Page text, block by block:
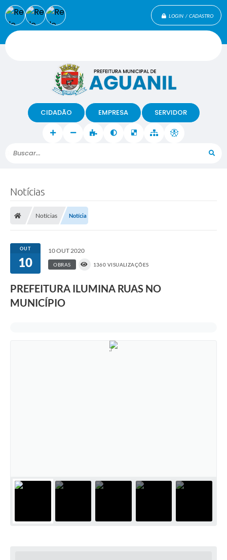
LOGIN / CADASTRO
Buscar...
CIDADÃO EMPRESA SERVIDOR
Notícias
Notícias Notícia
OUT
10
10 OUT 2020
OBRAS 1360 VISUALIZAÇÕES
PREFEITURA ILUMINA RUAS NO
MUNICÍPIO